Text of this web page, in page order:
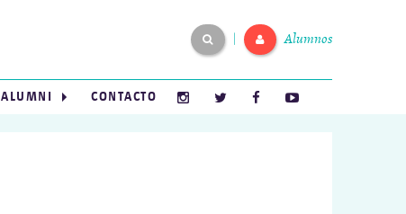
Alumnos
ALUMNI CONTACTO